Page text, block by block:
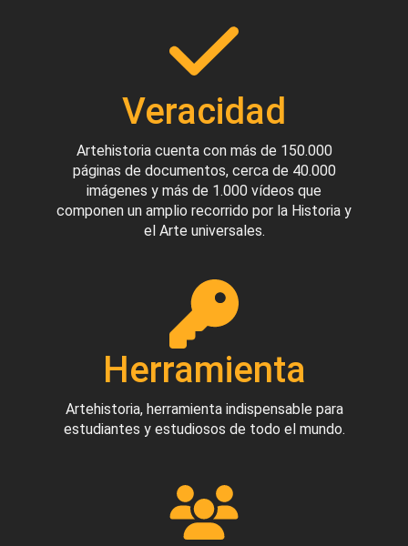
Veracidad
Artehistoria cuenta con más de 150.000
páginas de documentos, cerca de 40.000
imágenes y más de 1.000 vídeos que
componen un amplio recorrido por la Historia y
el Arte universales.
Herramienta
Artehistoria, herramienta indispensable para
estudiantes y estudiosos de todo el mundo.